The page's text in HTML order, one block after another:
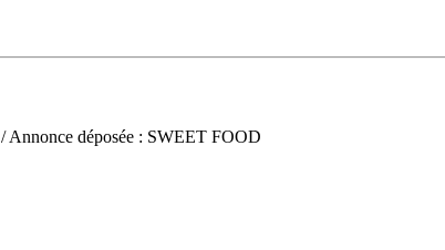
/ Annonce déposée : SWEET FOOD